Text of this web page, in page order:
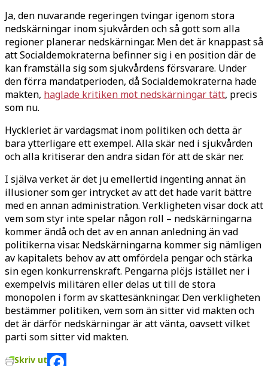
Ja, den nuvarande regeringen tvingar igenom stora
nedskärningar inom sjukvården och så gott som alla
regioner planerar nedskärningar. Men det är knappast så
att Socialdemokraterna befinner sig i en position där de
kan framställa sig som sjukvårdens försvarare. Under
den förra mandatperioden, då Socialdemokraterna hade
makten, haglade kritiken mot nedskärningar tätt, precis
som nu.
Hyckleriet är vardagsmat inom politiken och detta är
bara ytterligare ett exempel. Alla skär ned i sjukvården
och alla kritiserar den andra sidan för att de skär ner.
I själva verket är det ju emellertid ingenting annat än
illusioner som ger intrycket av att det hade varit bättre
med en annan administration. Verkligheten visar dock att
vem som styr inte spelar någon roll – nedskärningarna
kommer ändå och det av en annan anledning än vad
politikerna visar. Nedskärningarna kommer sig nämligen
av kapitalets behov av att omfördela pengar och stärka
sin egen konkurrenskraft. Pengarna plöjs istället ner i
exempelvis militären eller delas ut till de stora
monopolen i form av skattesänkningar. Den verkligheten
bestämmer politiken, vem som än sitter vid makten och
det är därför nedskärningar är att vänta, oavsett vilket
parti som sitter vid makten.
Skriv ut